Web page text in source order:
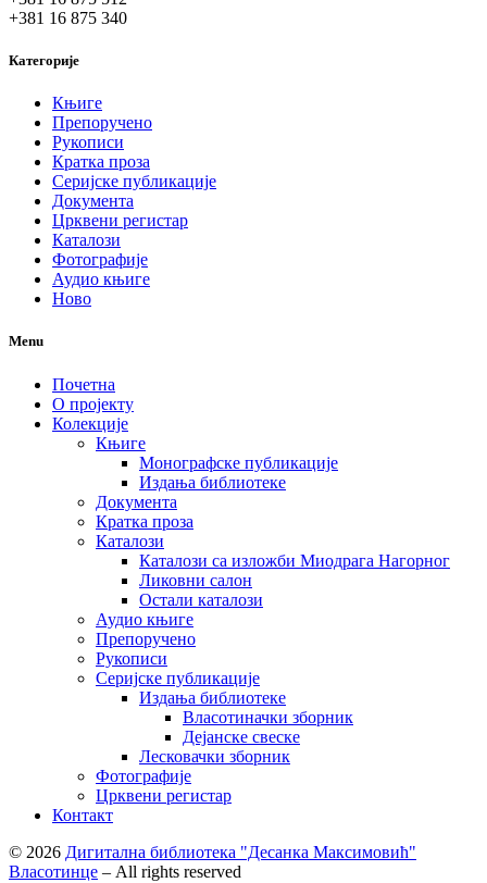
+381 16 875 340
Категорије
Књиге
Препоручено
Рукописи
Кратка проза
Серијске публикације
Документа
Црквени регистар
Каталози
Фотографије
Аудио књиге
Ново
Menu
Почетна
О пројекту
Колекције
Књиге
Монографске публикације
Издања библиотеке
Документа
Кратка проза
Каталози
Каталози са изложби Миодрага Нагорног
Ликовни салон
Остали каталози
Аудио књиге
Препоручено
Рукописи
Серијске публикације
Издања библиотеке
Власотиначки зборник
Дејанске свеске
Лесковачки зборник
Фотографије
Црквени регистар
Контакт
© 2026 Дигитална библиотека "Десанка Максимовић"
Власотинце – All rights reserved